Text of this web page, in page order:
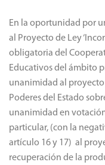
2022.
En la oportunidad por
al Proyecto de Ley
obligatoria del
Educativos del ámbito
unanimidad al proyecto
Poderes del Estado
unanimidad en
particular, (con la